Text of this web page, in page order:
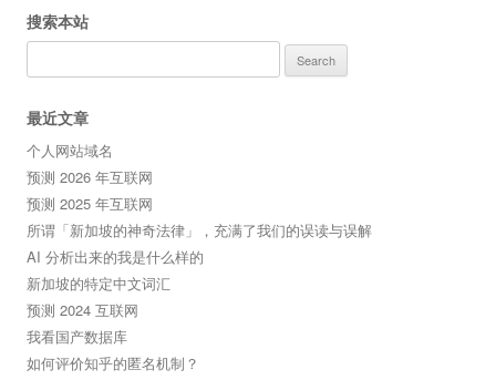
搜索本站
for:
最近文章
个人网站域名
预测 2026 年互联网
预测 2025 年互联网
所谓「新加坡的神奇法律」，充满了我们的误读与误解
AI 分析出来的我是什么样的
新加坡的特定中文词汇
预测 2024 互联网
我看国产数据库
如何评价知乎的匿名机制？